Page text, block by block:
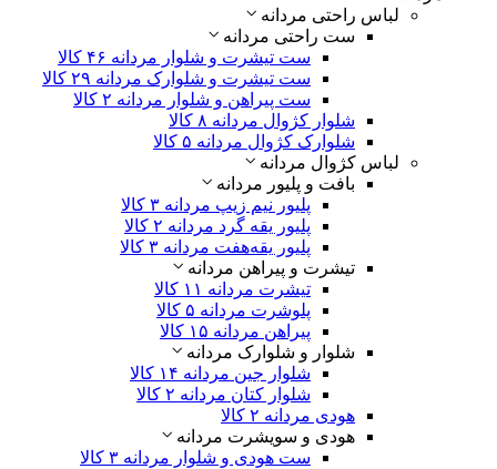
لباس راحتی مردانه
ست راحتی مردانه
ست تیشرت و شلوار مردانه
ست تیشرت و شلوارک مردانه
ست پیراهن و شلوار مردانه
شلوار کژوال مردانه
شلوارک کژوال مردانه
لباس کژوال مردانه
بافت و پلیور مردانه
پلیور نیم زیپ مردانه
پلیور یقه گرد مردانه
پلیور یقه‌هفت مردانه
تیشرت و پیراهن مردانه
تیشرت مردانه
پلوشرت مردانه
پیراهن مردانه
شلوار و شلوارک مردانه
شلوار جین مردانه
شلوار کتان مردانه
هودی مردانه
هودی و سویشرت مردانه
ست هودی و شلوار مردانه